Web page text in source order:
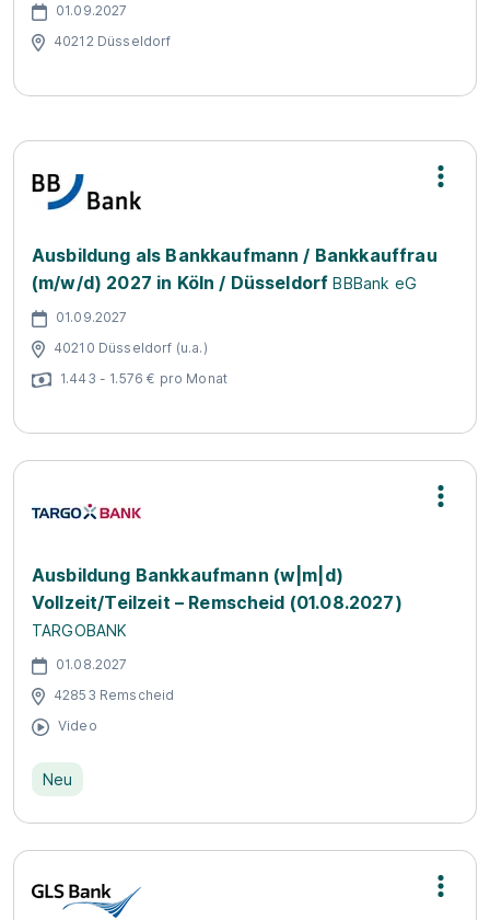
01.09.2027
40212 Düsseldorf
Ausbildung als Bankkaufmann / Bankkauffrau
(m/w/d) 2027 in Köln / Düsseldorf BBBank eG
01.09.2027
40210 Düsseldorf (u.a.)
1.443 - 1.576 € pro Monat
Ausbildung Bankkaufmann (w|m|d)
Vollzeit/Teilzeit – Remscheid (01.08.2027)
TARGOBANK
01.08.2027
42853 Remscheid
Video
Neu